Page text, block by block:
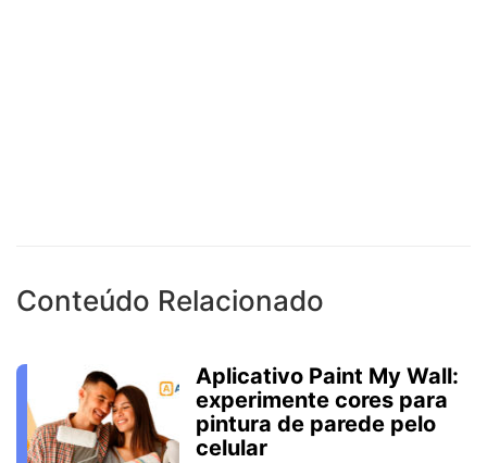
Conteúdo Relacionado
Aplicativo Paint My Wall:
experimente cores para
pintura de parede pelo
celular